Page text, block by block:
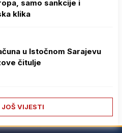
samo sankcije i
klika
u Istočnom Sarajevu
čitulje
JOŠ VIJESTI